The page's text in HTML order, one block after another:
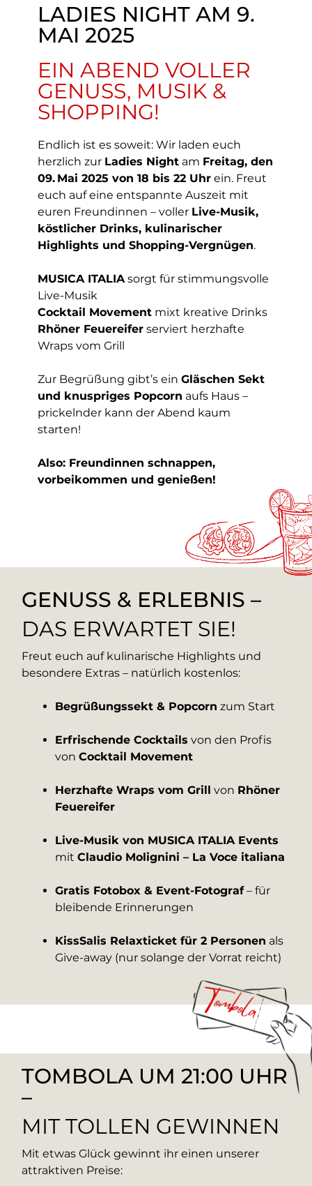
LADIES NIGHT AM 9.
MAI 2025
EIN ABEND VOLLER
GENUSS, MUSIK &
SHOPPING!
Endlich ist es soweit: Wir laden euch
herzlich zur Ladies Nightam Freitag, den
09. Mai 2025 von 18 bis 22 Uhrein. Freut
euch auf eine entspannte Auszeit mit
euren Freundinnen – voller Live-Musik,
köstlicher Drinks, kulinarischer
Highlights und Shopping-Vergnügen.
MUSICA ITALIAsorgt für stimmungsvolle
Live-Musik
Cocktail Movementmixt kreative Drinks
Rhöner Feuereiferserviert herzhafte
Wraps vom Grill
Zur Begrüßung gibt’s ein Gläschen Sekt
und knuspriges Popcorn aufs Haus –
prickelnder kann der Abend kaum
starten!
Also: Freundinnen schnappen,
vorbeikommen und genießen!
GENUSS & ERLEBNIS –
DAS ERWARTET SIE!
Freut euch auf kulinarische Highlights und
besondere Extras – natürlich kostenlos:
Begrüßungssekt & Popcorn zum Start
Erfrischende Cocktails von den Profis
vonCocktail Movement
Herzhafte Wraps vom Grill von Rhöner
Feuereifer
Live-Musik von MUSICA ITALIA Events
mitClaudio Molignini – La Voce italiana
Gratis Fotobox & Event-Fotograf– für
bleibende Erinnerungen
KissSalis Relaxticket für 2 Personen als
Give-away (nur solange der Vorrat reicht)
TOMBOLA UM 21:00 UHR
–
MIT TOLLEN GEWINNEN
Mit etwas Glück gewinnt ihr einen unserer
attraktiven Preise: